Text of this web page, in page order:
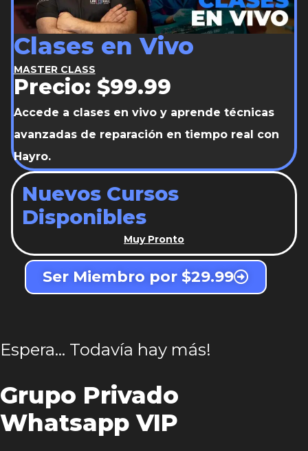
Clases en Vivo
MASTER CLASS
Precio: $99.99
Accede a clases en vivo y aprende técnicas
avanzadas de reparación en tiempo real con
Hayro.
Nuevos Cursos
Disponibles
Muy Pronto
Ser Miembro por $29.99
Espera… Todavía hay más!
Grupo Privado
Whatsapp VIP